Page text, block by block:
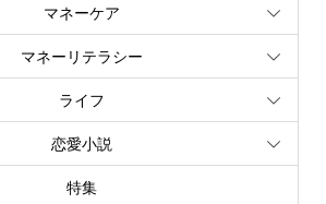
マネーケア
マネーリテラシー
ライフ
恋愛小説
特集